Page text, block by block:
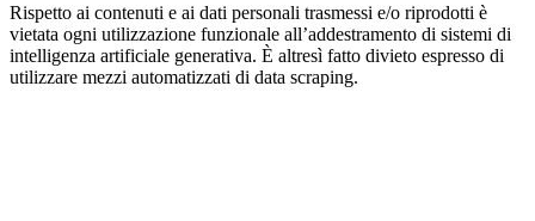
Rispetto ai contenuti e ai dati personali trasmessi e/o riprodotti è
vietata ogni utilizzazione funzionale all’addestramento di sistemi di
intelligenza artificiale generativa. È altresì fatto divieto espresso di
utilizzare mezzi automatizzati di data scraping.